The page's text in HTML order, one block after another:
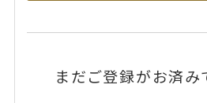
まだご登録がお済み